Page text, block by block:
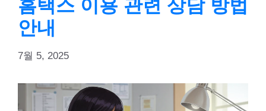
홈택스 이용 관련 상담 방법
안내
7월 5, 2025